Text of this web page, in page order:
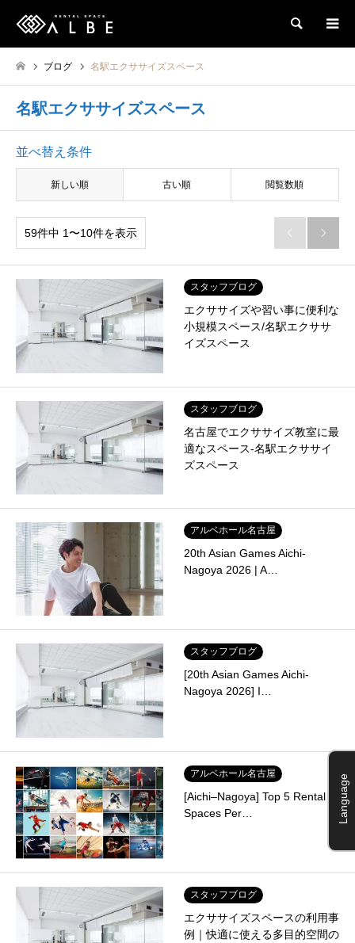
検索
ブログ 名駅エクササイズスペース
名駅エクササイズスペース
並べ替え条件
新しい順 古い順 閲覧数順
59件中 1〜10件を表示  
スタッフブログ
エクササイズや習い事に便利な
小規模スペース/名駅エクササ
イズスペース
スタッフブログ
名古屋でエクササイズ教室に最
適なスペース-名駅エクササイ
ズスペース
アルベホール名古屋
20th Asian Games Aichi-
Nagoya 2026 | A…
スタッフブログ
[20th Asian Games Aichi-
Nagoya 2026] I…
アルベホール名古屋
[Aichi–Nagoya] Top 5 Rental
Spaces Per…
スタッフブログ
エクササイズスペースの利用事
例｜快適に使える多目的空間の
Language